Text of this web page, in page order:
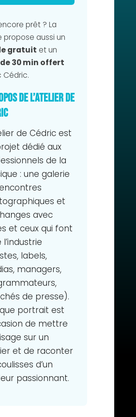
prêt ? La
propose aussi un
gratuit et un
de 30 min offert
Cédric.
de L’Atelier de
de Cédric est
dédié aux
de la
: une galerie
et
avec
et ceux qui font
l’industrie
labels,
managers,
de presse).
portrait est
de mettre
sur un
et de raconter
d’un
passionnant.